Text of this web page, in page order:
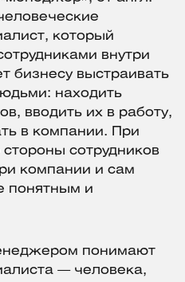
который
внутри
бизнесу выстраивать
находить
вводить их в работу,
в компании. При
сотрудников
компании и сам
понятным и
понимают
— человека,